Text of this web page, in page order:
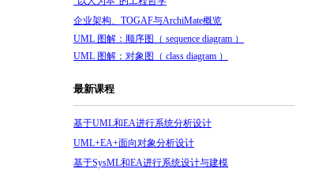
企业架构、TOGAF与ArchiMate概览
UML 图解：顺序图（ sequence diagram ）
UML 图解：对象图（ class diagram ）
最新课程
基于UML和EA进行系统分析设计
UML+EA+面向对象分析设计
基于SysML和EA进行系统设计与建模